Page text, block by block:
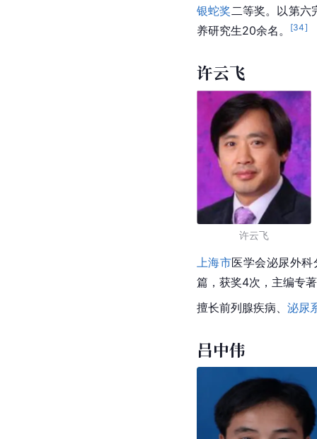
银蛇奖 二等奖。以第
养研究生20余名。
[34]
许云飞
许云飞
上海市医学会泌尿外
篇，获奖4次，主编专
擅长前列腺疾病、 泌尿
吕中伟